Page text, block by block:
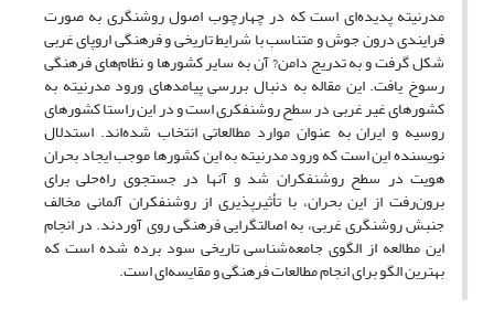
مدرنیته پدیده‌ای است که در چهارچوب اصول روشنگری به صورت
فرایندی درون جوش و متناسب با شرایط تاریخی و فرهنگی اروپای غربی
شکل گرفت و به تدریج دامن? آن به سایر کشورها و نظام‌های فرهنگی
رسوخ یافت. این مقاله به دنبال بررسی پیامدهای ورود مدرنیته به
کشورهای غیر غربی در سطح روشنفکری است و در این راستا کشورهای
روسیه و ایران به عنوان موارد مطالعاتی انتخاب شده‌اند. استدلال
نویسنده این است که ورود مدرنیته به این کشورها موجب ایجاد بحران
هویت در سطح روشنفکران شد و آنها در جستجوی راه‌حلی برای
برون‌رفت از این بحران، با تأثیرپذیری از روشنفکران آلمانی مخالف
جنبش روشنگری غربی، به اصالت‏گرایی فرهنگی روی آوردند. در انجام
این مطالعه از الگوی جامعه‌شناسی تاریخی سود برده شده است که
بهترین الگو برای انجام مطالعات فرهنگی و مقایسه‌ای است.